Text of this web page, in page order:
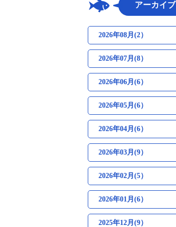
アーカイブ
2026年08月(2）
2026年07月(8）
2026年06月(6）
2026年05月(6）
2026年04月(6）
2026年03月(9）
2026年02月(5）
2026年01月(6）
2025年12月(9）